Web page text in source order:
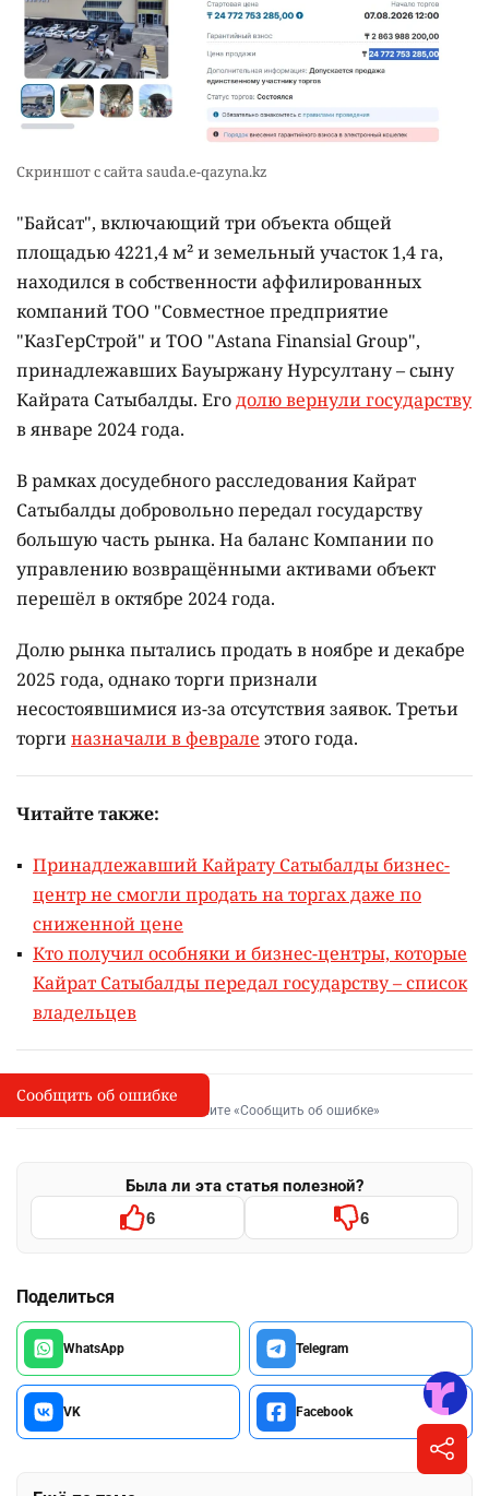
Скриншот с сайта sauda.e-qazyna.kz
"Байсат", включающий три объекта общей
площадью 4221,4 м² и земельный участок 1,4 га,
находился в собственности аффилированных
компаний ТОО "Совместное предприятие
"КазГерСтрой" и ТОО "Astana Finansial Group",
принадлежавших Бауыржану Нурсултану – сыну
Кайрата Сатыбалды. Егодолю вернули государству
в январе 2024 года.
В рамках досудебного расследования Кайрат
Сатыбалды добровольно передал государству
большую часть рынка. На баланс Компании по
управлению возвращёнными активами объект
перешёл в октябре 2024 года.
Долю рынка пытались продать в ноябре и декабре
2025 года, однако торги признали
несостоявшимися из-за отсутствия заявок. Третьи
торгиназначали в феврале этого года.
Читайте также:
Принадлежавший Кайрату Сатыбалды бизнес-
центр не смогли продать на торгах даже по
сниженной цене
Кто получил особняки и бизнес-центры, которые
Кайрат Сатыбалды передал государству – список
владельцев
I
Сообщить об опечатке
Выделите фрагмент и нажмите «Сообщить об ошибке»
Была ли эта статья полезной?
6 6
Поделиться
WhatsApp Telegram
VK Facebook
Сообщить об ошибке